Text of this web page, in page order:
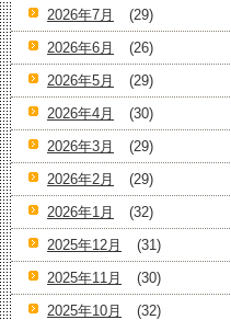
2026年7月
(29)
2026年6月
(26)
2026年5月
(29)
2026年4月
(30)
2026年3月
(29)
2026年2月
(29)
2026年1月
(32)
2025年12月
(31)
2025年11月
(30)
2025年10月
(32)